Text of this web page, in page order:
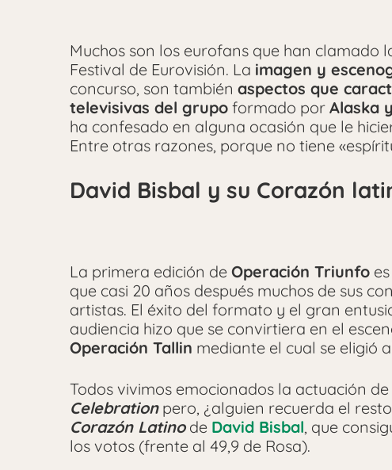
Muchos son los eurofans que han clamado
Festival de Eurovisión. La imagen y
concurso, son también aspectos que
televisivas del grupo formado por Alaska
ha confesado en alguna ocasión que le
Entre otras razones, porque no tiene
David Bisbal y su Corazón
La primera edición de Operación Triunfo
que casi 20 años después muchos de sus
artistas. El éxito del formato y el gran
audiencia hizo que se convirtiera en el
Operación Tallin mediante el cual se eligió
Todos vivimos emocionados la actuación de
Celebrationpero, ¿alguien recuerda el
Corazón Latinode David Bisbal, que
los votos (frente al 49,9 de Rosa).